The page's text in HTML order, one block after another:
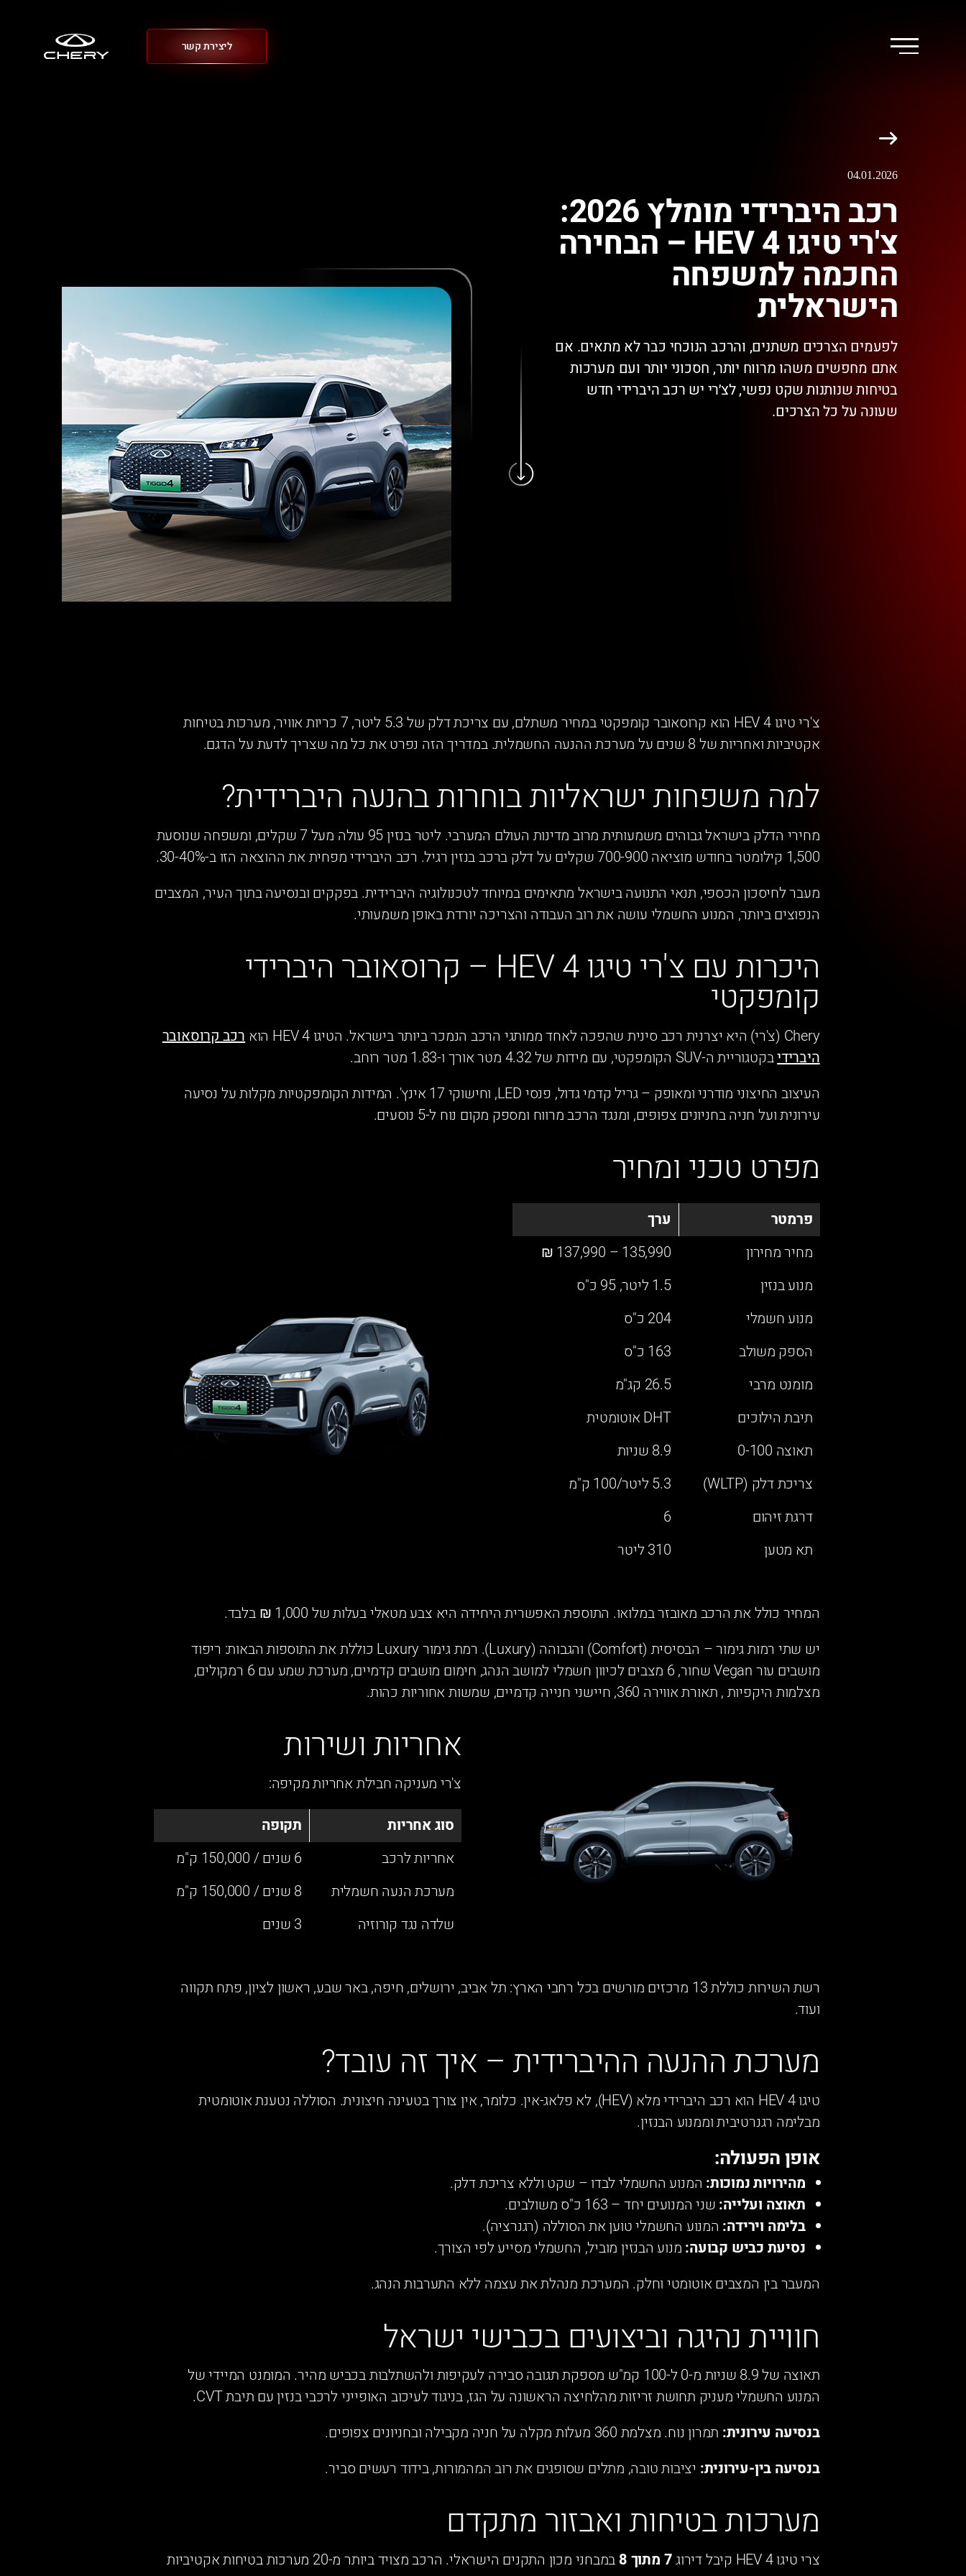
ליצירת קשר
04.01.2026
רכב היברידי מומלץ 2026:
צ'רי טיגו 4 HEV – הבחירה
החכמה למשפחה
הישראלית
לפעמים הצרכים משתנים, והרכב הנוכחי כבר לא מתאים. אם
אתם מחפשים משהו מרווח יותר, חסכוני יותר ועם מערכות
בטיחות שנותנות שקט נפשי, לצ׳רי יש רכב היברידי חדש
שעונה על כל הצרכים.
צ'רי טיגו 4 HEV הוא קרוסאובר קומפקטי במחיר משתלם, עם צריכת דלק של 5.3 ליטר, 7 כריות אוויר, מערכות בטיחות
אקטיביות ואחריות של 8 שנים על מערכת ההנעה החשמלית. במדריך הזה נפרט את כל מה שצריך לדעת על הדגם.
למה משפחות ישראליות בוחרות בהנעה היברידית?
מחירי הדלק בישראל גבוהים משמעותית מרוב מדינות העולם המערבי. ליטר בנזין 95 עולה מעל 7 שקלים, ומשפחה שנוסעת
1,500 קילומטר בחודש מוציאה 700-900 שקלים על דלק ברכב בנזין רגיל. רכב היברידי מפחית את ההוצאה הזו ב-30-40%.
מעבר לחיסכון הכספי, תנאי התנועה בישראל מתאימים במיוחד לטכנולוגיה היברידית. בפקקים ובנסיעה בתוך העיר, המצבים
הנפוצים ביותר, המנוע החשמלי עושה את רוב העבודה והצריכה יורדת באופן משמעותי.
היכרות עם צ'רי טיגו 4 HEV – קרוסאובר היברידי
קומפקטי
Chery (צ'רי) היא יצרנית רכב סינית שהפכה לאחד ממותגי הרכב הנמכר ביותר בישראל. הטיגו 4 HEV הוא
רכב קרוסאובר
היברידיבקטגוריית ה-SUV הקומפקטי, עם מידות של 4.32 מטר אורך ו-1.83 מטר רוחב.
העיצוב החיצוני מודרני ומאופק – גריל קדמי גדול, פנסי LED, וחישוקי 17 אינץ'. המידות הקומפקטיות מקלות על נסיעה
עירונית ועל חניה בחניונים צפופים, ומנגד הרכב מרווח ומספק מקום נוח ל-5 נוסעים.
מפרט טכני ומחיר
פרמטר
ערך
מחיר מחירון
135,990 – 137,990 ₪
מנוע בנזין
1.5 ליטר, 95 כ"ס
מנוע חשמלי
204 כ"ס
הספק משולב
163 כ"ס
מומנט מרבי
26.5 קג"מ
תיבת הילוכים
DHT אוטומטית
תאוצה 0-100
8.9 שניות
צריכת דלק (WLTP)
5.3 ליטר/100 ק"מ
דרגת זיהום
6
תא מטען
310 ליטר
המחיר כולל את הרכב מאובזר במלואו. התוספת האפשרית היחידה היא צבע מטאלי בעלות של 1,000 ₪ בלבד.
יש שתי רמות גימור – הבסיסית (Comfort) והגבוהה (Luxury). רמת גימור Luxury כוללת את התוספות הבאות: ריפוד
מושבים עור Vegan שחור, 6 מצבים לכיוון חשמלי למושב הנהג, חימום מושבים קדמיים, מערכת שמע עם 6 רמקולים,
מצלמות היקפיות , תאורת אווירה 360, חיישני חנייה קדמיים, שמשות אחוריות כהות.
אחריות ושירות
צ'רי מעניקה חבילת אחריות מקיפה:
סוג אחריות
תקופה
אחריות לרכב
6 שנים / 150,000 ק"מ
מערכת הנעה חשמלית
8 שנים / 150,000 ק"מ
שלדה נגד קורוזיה
3 שנים
רשת השירות כוללת 13 מרכזים מורשים בכל רחבי הארץ: תל אביב, ירושלים, חיפה, באר שבע, ראשון לציון, פתח תקווה
ועוד.
מערכת ההנעה ההיברידית – איך זה עובד?
טיגו 4 HEV הוא רכב היברידי מלא (HEV), לא פלאג-אין. כלומר, אין צורך בטעינה חיצונית. הסוללה נטענת אוטומטית
מבלימה רגנרטיבית וממנוע הבנזין.
אופן הפעולה:
מהירויות נמוכות: המנוע החשמלי לבדו – שקט וללא צריכת דלק.
תאוצה ועלייה: שני המנועים יחד – 163 כ"ס משולבים.
בלימה וירידה: המנוע החשמלי טוען את הסוללה (רגנרציה).
נסיעת כביש קבועה: מנוע הבנזין מוביל, החשמלי מסייע לפי הצורך.
המעבר בין המצבים אוטומטי וחלק. המערכת מנהלת את עצמה ללא התערבות הנהג.
חוויית נהיגה וביצועים בכבישי ישראל
תאוצה של 8.9 שניות מ-0 ל-100 קמ"ש מספקת תגובה סבירה לעקיפות ולהשתלבות בכביש מהיר. המומנט המיידי של
המנוע החשמלי מעניק תחושת זריזות מהלחיצה הראשונה על הגז, בניגוד לעיכוב האופייני לרכבי בנזין עם תיבת CVT.
בנסיעה עירונית: תמרון נוח. מצלמת 360 מעלות מקלה על חניה מקבילה ובחניונים צפופים.
בנסיעה בין-עירונית: יציבות טובה, מתלים שסופגים את רוב המהמורות, בידוד רעשים סביר.
מערכות בטיחות ואבזור מתקדם
צרי טיגו 4 HEV קיבל דירוג 7 מתוך 8
במבחני מכון התקנים הישראלי. הרכב מצויד ביותר מ-20 מערכות בטיחות אקטיביות